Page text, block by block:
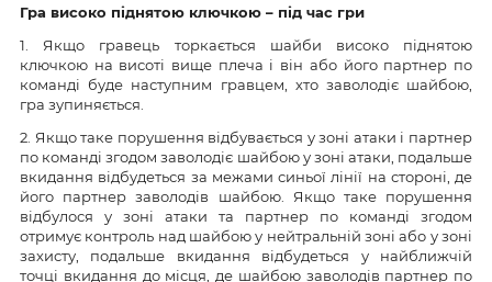
Гра високо піднятою ключкою – під час гри
1. Якщо гравець торкається шайби високо піднятою
ключкою на висоті вище плеча і він або його партнер по
команді буде наступним гравцем, хто заволодіє шайбою,
гра зупиняється.
2. Якщо таке порушення відбувається у зоні атаки і партнер
по команді згодом заволодіє шайбою у зоні атаки, подальше
вкидання відбудеться за межами синьої лінії на стороні, де
його партнер заволодів шайбою. Якщо таке порушення
відбулося у зоні атаки та партнер по команді згодом
отримує контроль над шайбою у нейтральній зоні або у зоні
захисту, подальше вкидання відбудеться у найближчій
точці вкидання до місця, де шайбою заволодів партнер по